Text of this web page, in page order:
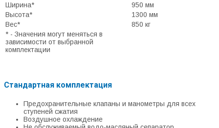
Ширина*
950 мм
Высота*
1300 мм
Вес*
850 кг
* - Значения могут меняться в
зависимости от выбранной
комплектации
Стандартная комплектация
Предохранительные клапаны и манометры для всех
ступеней сжатия
Воздушное охлаждение